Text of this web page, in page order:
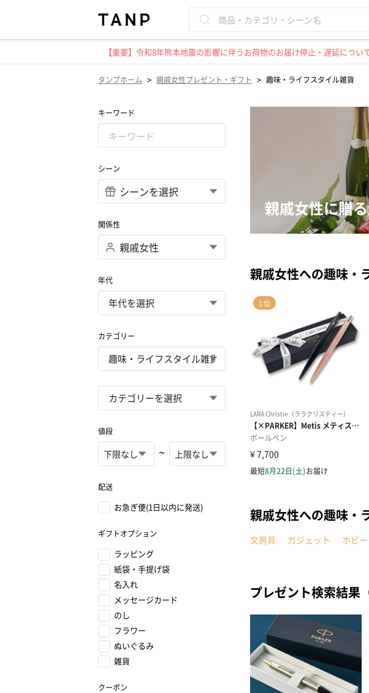
【重要】令和8年熊本地震の影響に伴うお荷物のお届け停止・遅延につい
タンプホーム > 親戚女性プレゼント・ギフト > 趣味・ライフスタイル雑貨
キーワード
シーン
関係性
年代
カテゴリー
値段
~
配送
お急ぎ便(1日以内に発送)
ギフトオプション
ラッピング
紙袋・手提げ袋
名入れ
メッセージカード
のし
フラワー
ぬいぐるみ
雑貨
クーポン
親戚女性に贈
親戚女性への趣味・
親戚女性への趣味・
文房具 ガジェット ホビー
プレゼント検索結果